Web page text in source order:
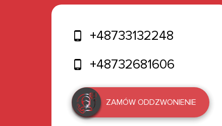
+48733132248
+48732681606
ZAMÓW ODDZWONIENIE